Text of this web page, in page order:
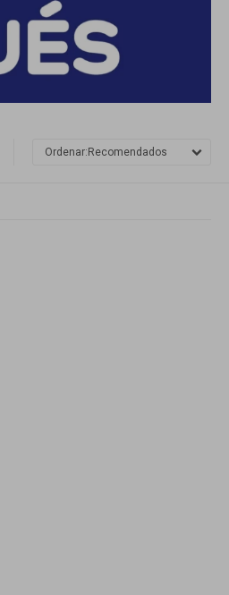
Recomendados